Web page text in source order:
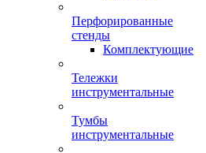
Перфорированные
стенды
Комплектующие
Тележки
инструментальные
Тумбы
инструментальные